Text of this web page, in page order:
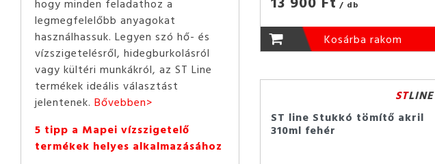
hogy minden feladathoz a
legmegfelelőbb anyagokat
használhassuk. Legyen szó hő- és
vízszigetelésről, hidegburkolásról
vagy kültéri munkákról, az ST Line
termékek ideális választást
jelentenek. Bővebben>
5 tipp a Mapei vízszigetelő
termékek helyes alkalmazásához
/ db
Kosárba rakom
STLINE
ST line Stukkó tömítő akril
310ml fehér